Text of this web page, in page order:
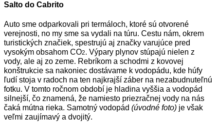
Salto do Cabrito
Auto sme odparkovali pri termáloch, ktoré sú otvorené
verejnosti, no my sme sa vydali na túru. Cestu nám, okrem
turistických značiek, spestrujú aj značky varujúce pred
vysokým obsahom CO2. Výpary plynov stúpajú nielen z
vody, ale aj zo zeme. Rebríkom a schodmi z kovovej
konštrukcie sa nakoniec dostávame k vodopádu, kde húfy
ľudí stoja v radoch na ten najkrajší záber na nezabudnuteľnú
fotku. V tomto ročnom období je hladina vyššia a vodopád
silnejší, čo znamená, že namiesto priezračnej vody na nás
čaká mútna rieka. Samotný vodopád (úvodné foto) je však
veľmi zaujímavý a dvojitý.